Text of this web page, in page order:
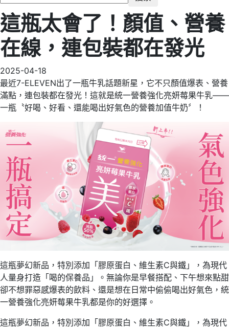
這瓶太會了！顏值、營養
在線，連包裝都在發光
2025-04-18
最近7-ELEVEN出了一瓶牛乳話題新星，它不只顏值爆表、營養
滿點，連包裝都在發光！這就是統一營養強化亮妍莓果牛乳——
一瓶〝好喝、好看、還能喝出好氣色的營養加值牛奶〞！
這瓶夢幻新品，特別添加「膠原蛋白、維生素C與鐵」，為現代
人量身打造「喝的保養品」。無論你是早餐搭配、下午想來點甜
卻不想罪惡感爆表的飲料、還是想在日常中偷偷喝出好氣色，統
一營養強化亮妍莓果牛乳都是你的好選擇。
這瓶夢幻新品，特別添加「膠原蛋白、維生素C與鐵」，為現代